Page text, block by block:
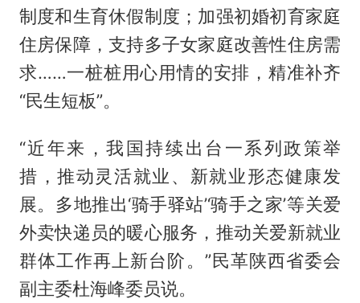
制度和生育休假制度；加强初婚初育家庭
住房保障，支持多子女家庭改善性住房需
求……一桩桩用心用情的安排，精准补齐
“民生短板”。
“近年来，我国持续出台一系列政策举
措，推动灵活就业、新就业形态健康发
展。多地推出‘骑手驿站’‘骑手之家’等关爱
外卖快递员的暖心服务，推动关爱新就业
群体工作再上新台阶。”民革陕西省委会
副主委杜海峰委员说。